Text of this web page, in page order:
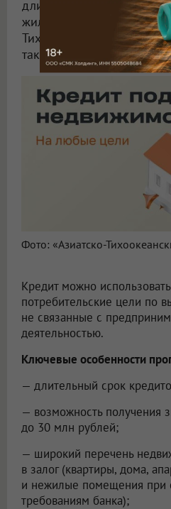
длительный срок:
жилья, автомобиля или
Тихоокеанский Банк»
таких задач кредит
Фото: «Азиатско-
Кредит можно
потребительские цели по
не связанные с
деятельностью.
Ключевые особенности
— длительный срок
— возможность получения
до 30 млн рублей;
— широкий перечень
в залог (квартиры, дома,
и нежилые помещения при
требованиям банка);